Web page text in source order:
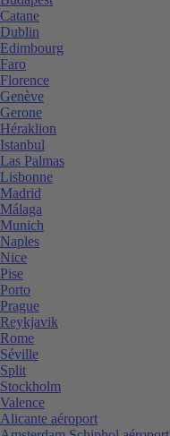
Catane
Dublin
Edimbourg
Faro
Florence
Genève
Gerone
Héraklion
Istanbul
Las Palmas
Lisbonne
Madrid
Málaga
Munich
Naples
Nice
Pise
Porto
Prague
Reykjavik
Rome
Séville
Split
Stockholm
Valence
Alicante aéroport